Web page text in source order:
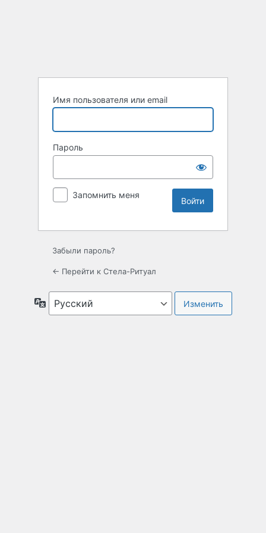
Имя пользователя или email
Пароль
Запомнить меня
Забыли пароль?
← Перейти к Стела-Ритуал
Язык